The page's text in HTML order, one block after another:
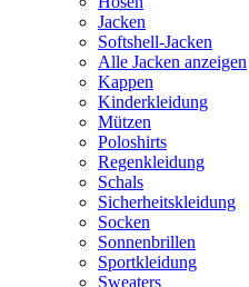
Jacken
Softshell-Jacken
Alle Jacken anzeigen
Kappen
Kinderkleidung
Mützen
Poloshirts
Regenkleidung
Schals
Sicherheitskleidung
Socken
Sonnenbrillen
Sportkleidung
Sweaters